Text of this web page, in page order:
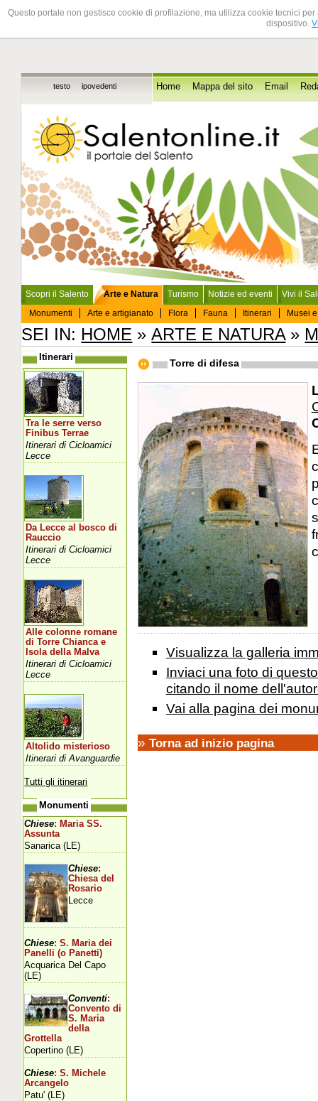
Questo portale non gestisce cookie di profilazione, ma utilizza cookie tecnici
dispositivo.
testo ipovedenti Home Mappa del sito Email
Scopri il Salento
Arte e Natura
Monumenti
Arte e artigianato Flora Fauna Itinerari Musei
Turismo Notizie ed eventi Vivi il
SEI IN: HOME »ARTE E NATURA»
Torre di difesa
Visualizza la galleria
Inviaci una foto di
citando il nome
Vai alla pagina dei
» Torna ad inizio pagina
Itinerari
Tra le serre verso
Finibus Terrae
Itinerari di Cicloamici
Lecce
Da Lecce al bosco di
Rauccio
Itinerari di Cicloamici
Lecce
Alle colonne romane
di Torre Chianca e
Isola della Malva
Itinerari di Cicloamici
Lecce
Altolido misterioso
Itinerari di Avanguardie
Tutti gli itinerari
Monumenti
Chiese: Maria SS.
Assunta
Sanarica (LE)
Chiese:
Chiesa del
Rosario
Lecce
Chiese: S. Maria dei
Panelli (o Panetti)
Acquarica Del Capo
(LE)
Conventi:
Convento di
S. Maria
della
Grottella
Copertino (LE)
Chiese: S. Michele
Arcangelo
Patu' (LE)